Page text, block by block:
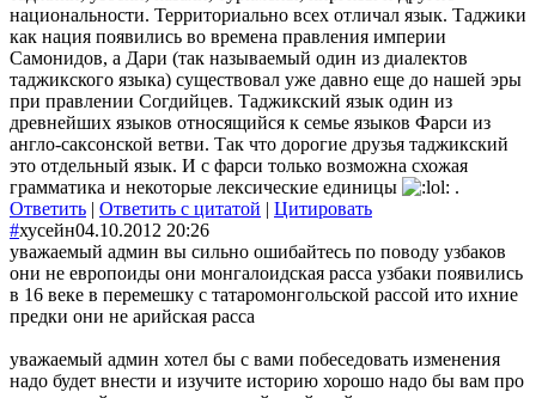
национальности. Территориально всех отличал язык. Таджики
как нация появились во времена правления империи
Самонидов, а Дари (так называемый один из диалектов
таджикского языка) существовал уже давно еще до нашей эры
при правлении Согдийцев. Таджикский язык один из
древнейших языков относящийся к семье языков Фарси из
англо-саксонской ветви. Так что дорогие друзья таджикский
это отдельный язык. И с фарси только возможна схожая
грамматика и некоторые лексические единицы
.
Ответить | Ответить с цитатой | Цитировать
#хусейн04.10.2012 20:26
уважаемый админ вы сильно ошибайтесь по поводу узбаков
они не европоиды они монгалоидская расса узбаки появились
в 16 веке в перемешку с татаромонгольской рассой ито ихние
предки они не арийская расса
уважаемый админ хотел бы с вами побеседовать изменения
надо будет внести и изучите историю хорошо надо бы вам про